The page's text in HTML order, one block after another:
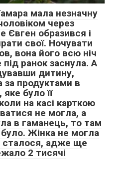
мала незначну
через
Євген образився і
свої. Ночувати
вона його всю ніч
ранок заснула. А
дитину,
за продуктами в
було її
на касі карткою
не могла, а
в гаманець, то там
було. Жінка не могла
сталося, адже ще
2 тисячі